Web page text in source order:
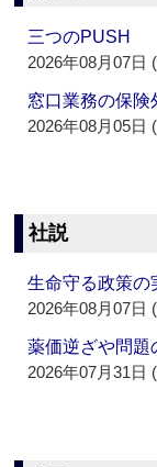
三つのPUSH
2026年08月07日
窓口業務の保険
2026年08月05日
社説
生命守る政策の
2026年08月07日
薬価逆ざや問題
2026年07月31日